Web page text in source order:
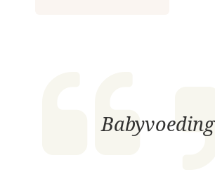
Babyvoeding